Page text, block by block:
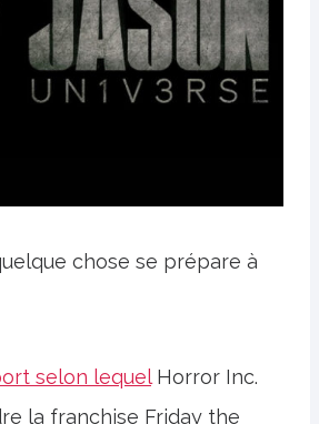
chose se prépare à
selon lequelHorror Inc.
la franchise Friday the